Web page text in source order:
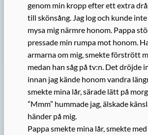
genom min kropp efter ett extra
till skönsång. Jag log och kunde
mysa mig närmre honom. Pappa
pressade min rumpa mot honom.
armarna om mig, smekte förstrött
medan han såg på tv:n. Det dröjde
innan jag kände honom vandra
smekte mina lår, särade lätt på
”Mmm” hummade jag, älskade
händer på mig.
Pappa smekte mina lår, smekte